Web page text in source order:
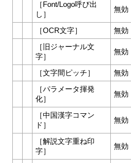
［ Font/Logo呼び出
し ］
無効
［OCR文字］ 無効
［ 旧ジャーナル文
字］
無効
［文字間ピッチ］ 無効
［パラメータ揮発
化］
無効
［中国漢字コマン
ド ］
無効
［解説文字重ね印
字］
無効